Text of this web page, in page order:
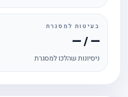
בעיטות למסגרת
— / —
ניסיונות שהלכו למסגרת